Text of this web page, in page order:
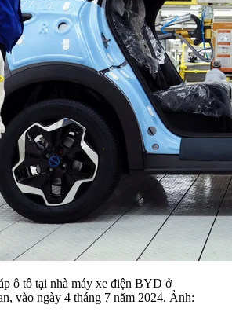
ô tô tại nhà máy xe điện BYD ở
vào ngày 4 tháng 7 năm 2024. Ảnh: